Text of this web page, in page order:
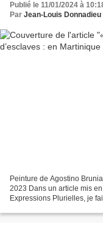
Publié le 11/01/2024 à
Par Jean-Louis Donnadieu
Peinture de Agostino
2023 Dans un article mis
Expressions Plurielles, je